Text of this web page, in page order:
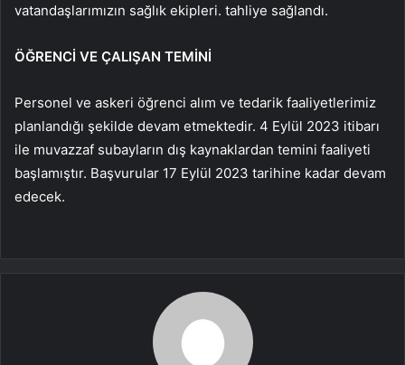
vatandaşlarımızın sağlık ekipleri. tahliye sağlandı.
ÖĞRENCİ VE ÇALIŞAN TEMİNİ
Personel ve askeri öğrenci alım ve tedarik faaliyetlerimiz
planlandığı şekilde devam etmektedir. 4 Eylül 2023 itibarı
ile muvazzaf subayların dış kaynaklardan temini faaliyeti
başlamıştır. Başvurular 17 Eylül 2023 tarihine kadar devam
edecek.